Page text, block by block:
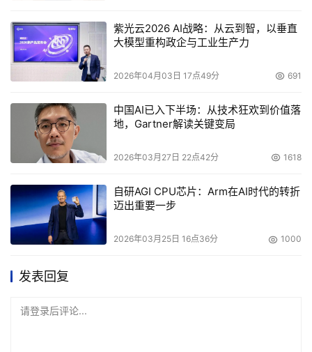
紫光云2026 AI战略：从云到智，以垂直
大模型重构政企与工业生产力
2026年04月03日 17点49分 691
中国AI已入下半场：从技术狂欢到价值落
地，Gartner解读关键变局
2026年03月27日 22点42分 1618
自研AGI CPU芯片：Arm在AI时代的转折
迈出重要一步
2026年03月25日 16点36分 1000
发表回复
请登录后评论...